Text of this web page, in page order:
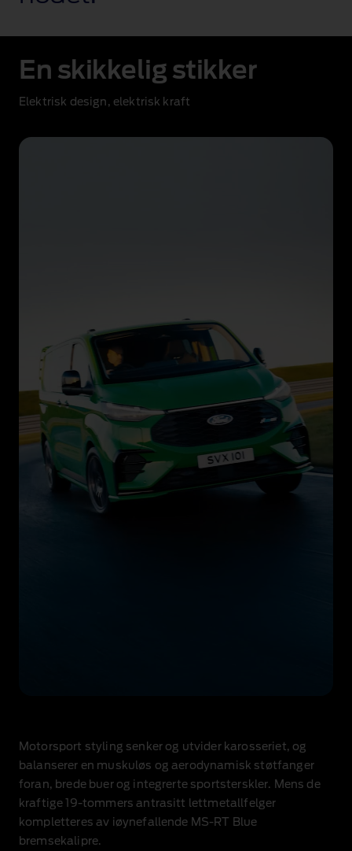
En skikkelig stikker
Elektrisk design, elektrisk kraft
Transit
Custom
MS-
RT
som
kjører
på
Motorsport styling senker og utvider karosseriet, og
balanserer en muskuløs og aerodynamisk støtfanger
foran, brede buer og integrerte sportsterskler. Mens de
kraftige 19‑tommers antrasitt lettmetallfelger
kompletteres av iøynefallende MS‑RT Blue
bremsekalipre.